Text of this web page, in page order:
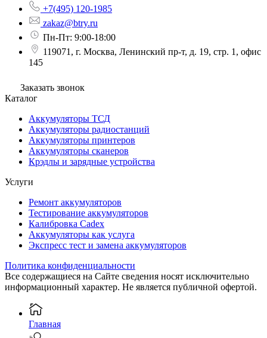
+7(495) 120-1985
zakaz@btry.ru
Пн-Пт: 9:00-18:00
119071, г. Москва, Ленинский пр-т, д. 19, стр. 1, офис
145
Заказать звонок
Каталог
Аккумуляторы ТСД
Аккумуляторы радиостанций
Аккумуляторы принтеров
Аккумуляторы сканеров
Крэдлы и зарядные устройства
Услуги
Ремонт аккумуляторов
Тестирование аккумуляторов
Калибровка Cadex
Аккумуляторы как услуга
Экспресс тест и замена аккумуляторов
Политика конфиденциальности
Все содержащиеся на Сайте сведения носят исключительно
информационный характер. Не является публичной офертой.
Главная